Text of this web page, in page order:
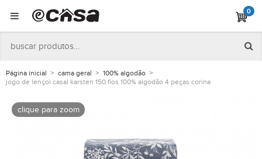
0
Página inicial cama geral
100% algodão
jogo de lençol casal karsten 150 fios 100% algodão 4 peças corina
clique para zoom